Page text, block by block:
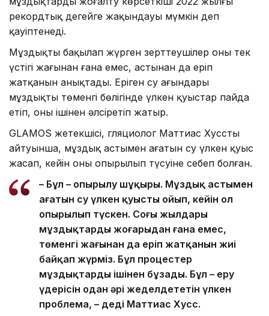
рекордтық деңгейге жақындауы мүмкін деп
қауіптенеді.
Мұздықты бақылап жүрген зерттеушілер оның тек
үстіңгі жағынан ғана емес, астынан да еріп
жатқанын анықтады. Еріген су ағындары
мұздықтың төменгі бөлігінде үлкен қуыстар пайда
етіп, оны ішінен әлсіретіп жатыр.
GLAMOS жетекшісі, гляциолог Маттиас Хусстың
айтуынша, мұздық астымен ағатын су үлкен қуыс
жасап, кейін оның опырылып түсуіне себеп болған.
– Бұл – опырылу шұңқыры. Мұздық астымен
ағатын су үлкен қуысты ойып, кейін ол
опырылып түскен. Соңғы жылдары
мұздықтардың жоғарыдан ғана емес,
төменгі жағынан да еріп жатқанын жиі
байқап жүрміз. Бұл процестер
мұздықтарды ішінен бұзады. Бұл – еру
үдерісін одан әрі жеделдететін үлкен
проблема, – деді Маттиас Хусс.